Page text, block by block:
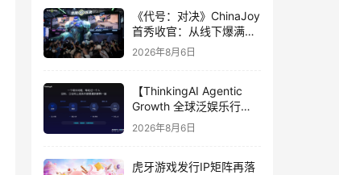
《代号：对决》ChinaJoy
首秀收官：从线下爆满看
见玩家的真实期待
2026年8月6日
【ThinkingAI Agentic
Growth 全球泛娱乐行业
峰会】Agent 时代，人到
底负责什么
2026年8月6日
虎牙游戏发行IP矩阵再落